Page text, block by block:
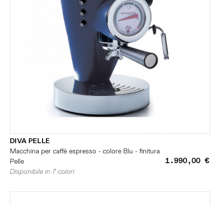
DIVA PELLE
Macchina per caffè espresso - colore Blu - finitura
Pelle
1.990,00 €
Disponibile in 7 colori